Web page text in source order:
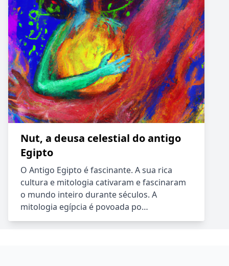
Nut, a deusa celestial do antigo
Egipto
O Antigo Egipto é fascinante. A sua rica
cultura e mitologia cativaram e fascinaram
o mundo inteiro durante séculos. A
mitologia egípcia é povoada po…